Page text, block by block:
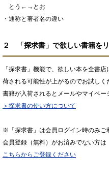
とう←→とお
・通称と著者名の違い
２ 「探求書」で欲しい書籍を
「探求書」機能で、欲しい本を全書
荷される可能性が上がるのでお試しく
書籍が入荷されるとメールやマイペー
＞探求書の使い方について
※「探求書」は会員ログイン時のみご
会員登録（無料）がお済みでない方は
こちらからご登録ください